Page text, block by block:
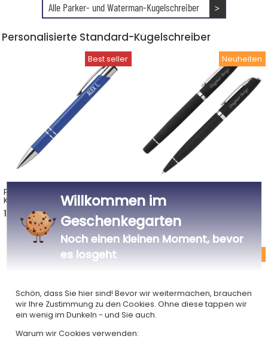
Alle Parker- und Waterman-Kugelschreiber >
Personalisierte Standard-Kugelschreiber
Personalisierter blauer
Kugelschreiber
13,90 €
Personalisiertes Schreibset
deluxe mit Kugelschreiber
und Roller
22,90 €
Willkommen im
Geschenkegarten
Noch einen kleinen Moment, bevor
es losgeht
Schön, dass Sie hier sind! Bevor wir weitermachen, brauchen
wir Ihre Zustimmung zu den Cookies. Ohne diese tappen wir
ein wenig im Dunkeln - und Sie auch.
Warum wir Cookies verwenden: